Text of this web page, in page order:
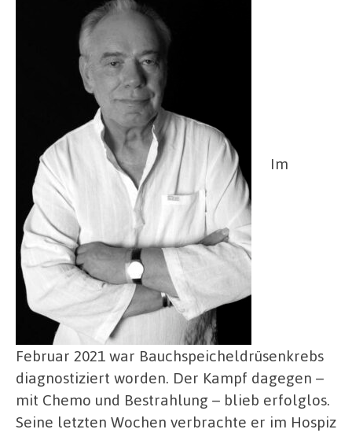
Im
Februar 2021 war Bauchspeicheldrüsenkrebs
diagnostiziert worden. Der Kampf dagegen –
mit Chemo und Bestrahlung – blieb erfolglos.
Seine letzten Wochen verbrachte er im Hospiz